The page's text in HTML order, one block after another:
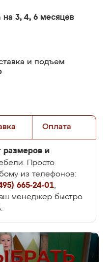
на 3, 4, 6 месяцев
и подъем
Оплата
размеров и
Просто
из телефонов:
665-24-01,
менеджер быстро